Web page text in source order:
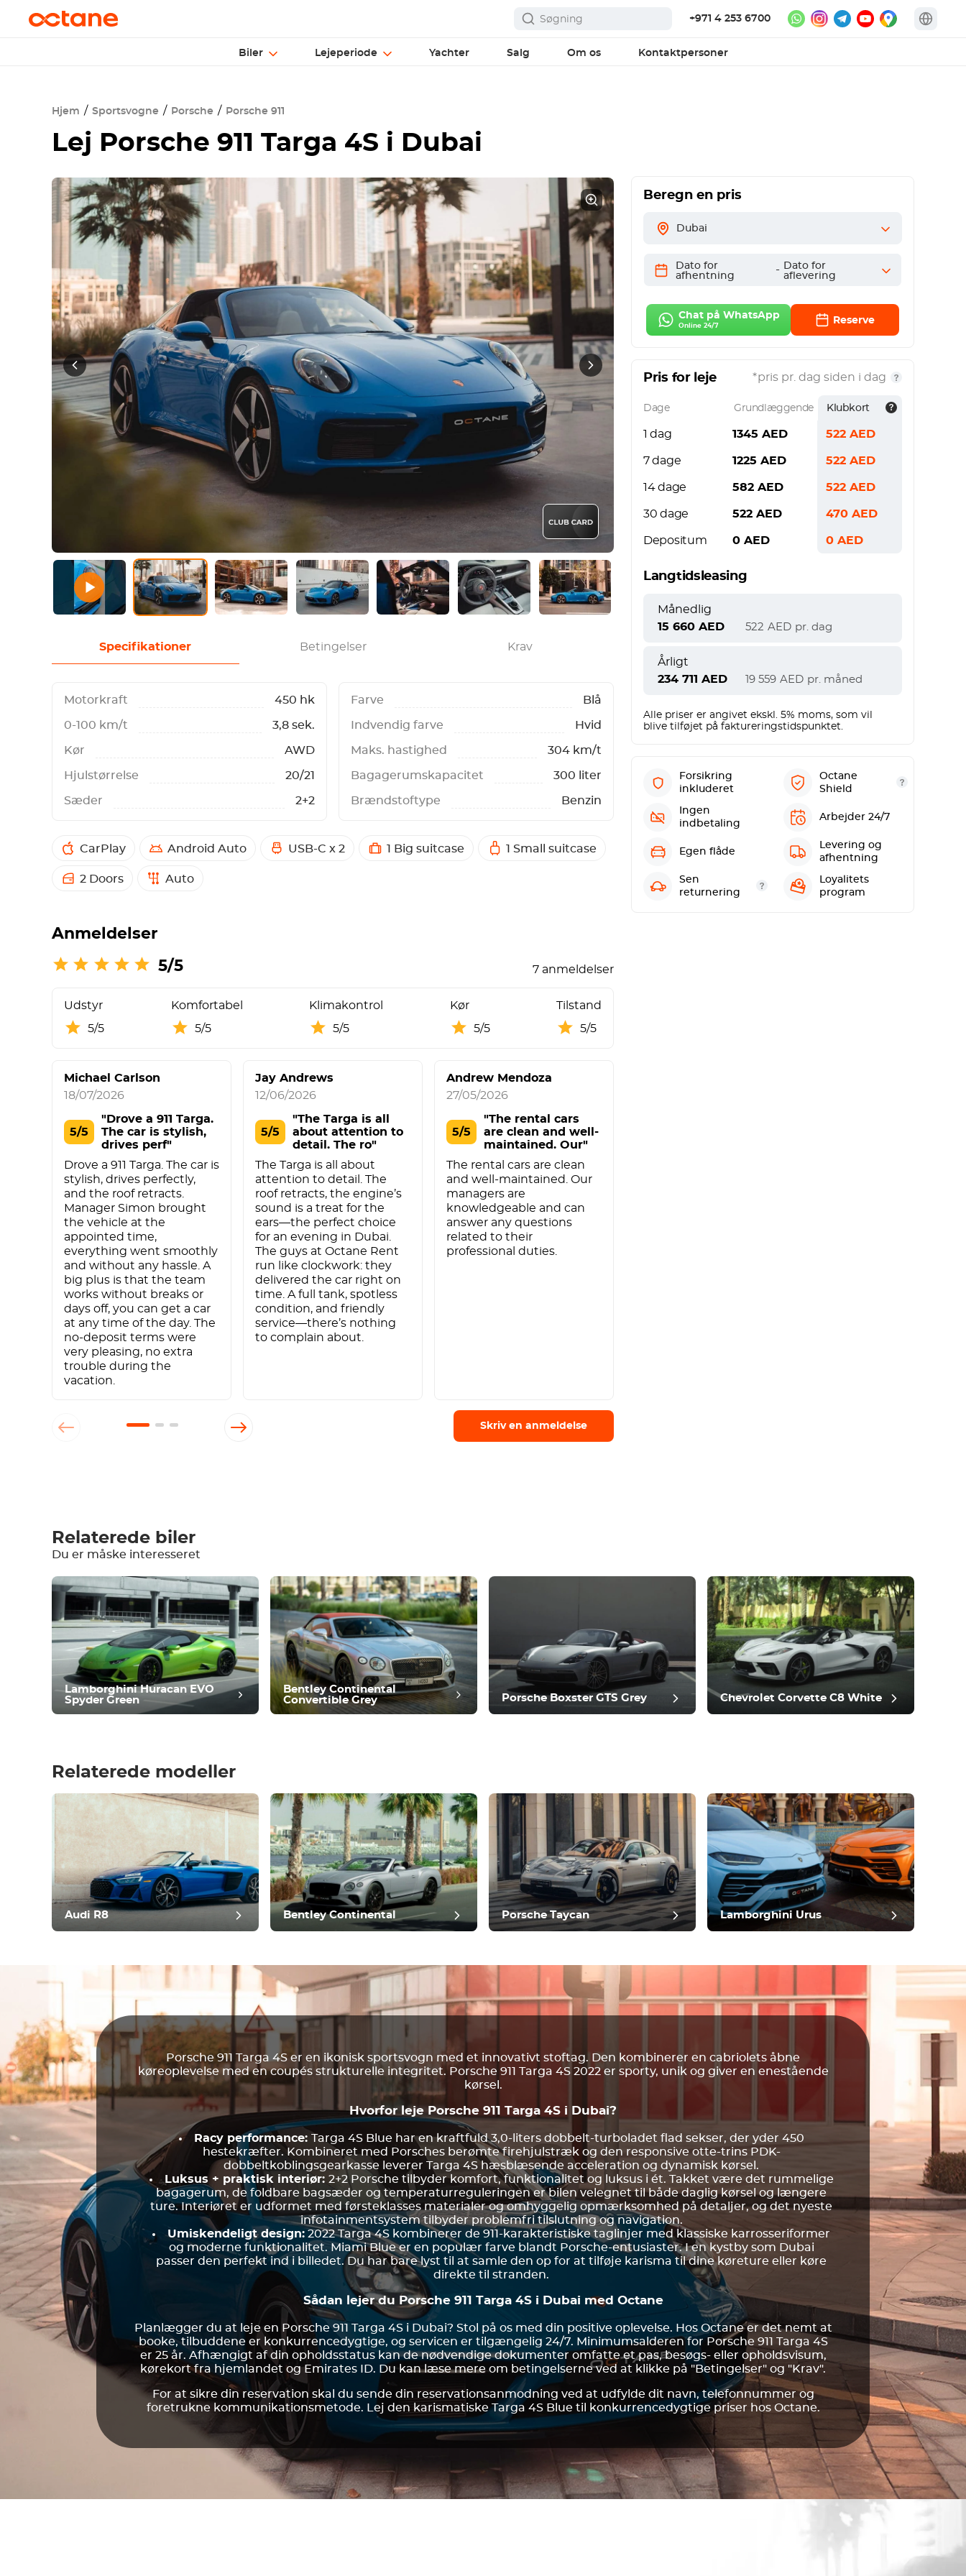
+971 4 253 6700
Biler Lejeperiode Yachter Salg Om os Kontaktpersoner
Hjem Sportsvogne Porsche Porsche 911
Lej Porsche 911 Targa 4S i Dubai
Beregn en pris
Dubai
Dato for
afhentning
- Dato for
aflevering
Chat på WhatsApp
Online 24/7
Reserve
Pris for leje *pris pr. dag siden i dag
Dage Grundlæggende Klubkort
1 dag 1345 AED 522 AED
7 dage 1225 AED 522 AED
14 dage 582 AED 522 AED
30 dage 522 AED 470 AED
Depositum 0 AED 0 AED
Langtidsleasing
Månedlig
15 660 AED 522 AED pr. dag
Årligt
234 711 AED 19 559 AED pr. måned
Alle priser er angivet ekskl. 5% moms, som vil
blive tilføjet på faktureringstidspunktet.
Forsikring
inkluderet
Octane
Shield
Ingen
indbetaling
Arbejder 24/7
Egen flåde
Levering og
afhentning
Sen
returnering
Loyalitets
program
Specifikationer Betingelser Krav
Motorkraft 450 hk
0-100 km/t 3,8 sek.
Kør AWD
Hjulstørrelse 20/21
Sæder 2+2
Farve Blå
Indvendig farve Hvid
Maks. hastighed 304 km/t
Bagagerumskapacitet 300 liter
Brændstoftype Benzin
CarPlay Android Auto USB-C x 2 1 Big suitcase 1 Small suitcase
2 Doors Auto
Anmeldelser
5/5 7 anmeldelser
Udstyr
5/5
Komfortabel
5/5
Klimakontrol
5/5
Kør
5/5
Tilstand
5/5
Michael Carlson
18/07/2026
5/5
"Drove a 911 Targa.
The car is stylish,
drives perf"
Drove a 911 Targa. The car is
stylish, drives perfectly,
and the roof retracts.
Manager Simon brought
the vehicle at the
appointed time,
everything went smoothly
and without any hassle. A
big plus is that the team
works without breaks or
days off, you can get a car
at any time of the day. The
no-deposit terms were
very pleasing, no extra
trouble during the
vacation.
Jay Andrews
12/06/2026
5/5
"The Targa is all
about attention to
detail. The ro"
The Targa is all about
attention to detail. The
roof retracts, the engine’s
sound is a treat for the
ears—the perfect choice
for an evening in Dubai.
The guys at Octane Rent
run like clockwork: they
delivered the car right on
time. A full tank, spotless
condition, and friendly
service—there’s nothing
to complain about.
Andrew Mendoza
27/05/2026
5/5
"The rental cars
are clean and well-
maintained. Our"
The rental cars are clean
and well-maintained. Our
managers are
knowledgeable and can
answer any questions
related to their
professional duties.
Skriv en anmeldelse
Udstyr
Komfortabel
Klimakontrol
Kør
Tilstand
Efteranmeldelse
Relaterede biler
Du er måske interesseret
Lamborghini Huracan EVO
Spyder Green
Bentley Continental
Convertible Grey
Porsche Boxster GTS Grey Chevrolet Corvette C8 White
Relaterede modeller
Audi R8 Bentley Continental Porsche Taycan Lamborghini Urus
Porsche 911 Targa 4S er en ikonisk sportsvogn med et innovativt stoftag. Den kombinerer en cabriolets åbne
køreoplevelse med en coupés strukturelle integritet. Porsche 911 Targa 4S 2022 er sporty, unik og giver en enestående
kørsel.
Hvorfor leje Porsche 911 Targa 4S i Dubai?
Racy performance: Targa 4S Blue har en kraftfuld 3,0-liters dobbelt-turboladet flad sekser, der yder 450
hestekræfter. Kombineret med Porsches berømte firehjulstræk og den responsive otte-trins PDK-
dobbeltkoblingsgearkasse leverer Targa 4S hæsblæsende acceleration og dynamisk kørsel.
Luksus + praktisk interiør: 2+2 Porsche tilbyder komfort, funktionalitet og luksus i ét. Takket være det rummelige
bagagerum, de foldbare bagsæder og temperaturreguleringen er bilen velegnet til både daglig kørsel og længere
ture. Interiøret er udformet med førsteklasses materialer og omhyggelig opmærksomhed på detaljer, og det nyeste
infotainmentsystem tilbyder problemfri tilslutning og navigation.
Umiskendeligt design: 2022 Targa 4S kombinerer de 911-karakteristiske taglinjer med klassiske karrosseriformer
og moderne funktionalitet. Miami Blue er en populær farve blandt Porsche-entusiaster. I en kystby som Dubai
passer den perfekt ind i billedet. Du har bare lyst til at samle den op for at tilføje karisma til dine køreture eller køre
direkte til stranden.
Sådan lejer du Porsche 911 Targa 4S i Dubai med Octane
Planlægger du at leje en Porsche 911 Targa 4S i Dubai? Stol på os med din positive oplevelse. Hos Octane er det nemt at
booke, tilbuddene er konkurrencedygtige, og servicen er tilgængelig 24/7. Minimumsalderen for Porsche 911 Targa 4S
er 25 år. Afhængigt af din opholdsstatus kan de nødvendige dokumenter omfatte et pas, besøgs- eller opholdsvisum,
kørekort fra hjemlandet og Emirates ID. Du kan læse mere om betingelserne ved at klikke på "Betingelser" og "Krav".
For at sikre din reservation skal du sende din reservationsanmodning ved at udfylde dit navn, telefonnummer og
foretrukne kommunikationsmetode. Lej den karismatiske Targa 4S Blue til konkurrencedygtige priser hos Octane.